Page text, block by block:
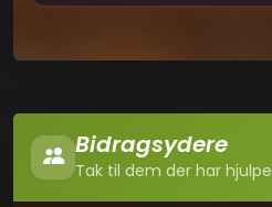
Bidragsydere
Tak til dem der har